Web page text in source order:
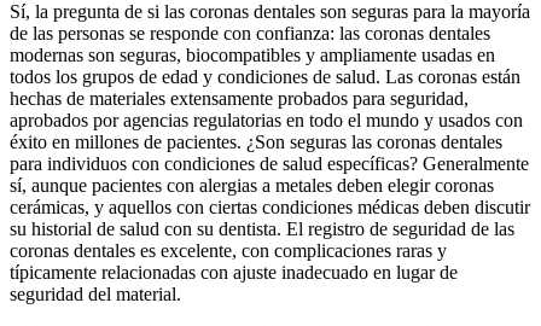
Sí, la pregunta de si las coronas dentales son seguras para la mayoría
de las personas se responde con confianza: las coronas dentales
modernas son seguras, biocompatibles y ampliamente usadas en
todos los grupos de edad y condiciones de salud. Las coronas están
hechas de materiales extensamente probados para seguridad,
aprobados por agencias regulatorias en todo el mundo y usados con
éxito en millones de pacientes. ¿Son seguras las coronas dentales
para individuos con condiciones de salud específicas? Generalmente
sí, aunque pacientes con alergias a metales deben elegir coronas
cerámicas, y aquellos con ciertas condiciones médicas deben discutir
su historial de salud con su dentista. El registro de seguridad de las
coronas dentales es excelente, con complicaciones raras y
típicamente relacionadas con ajuste inadecuado en lugar de
seguridad del material.